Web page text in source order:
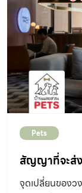
Pets
สัญญาที่จะส่
จุดเปลี่ยนของว